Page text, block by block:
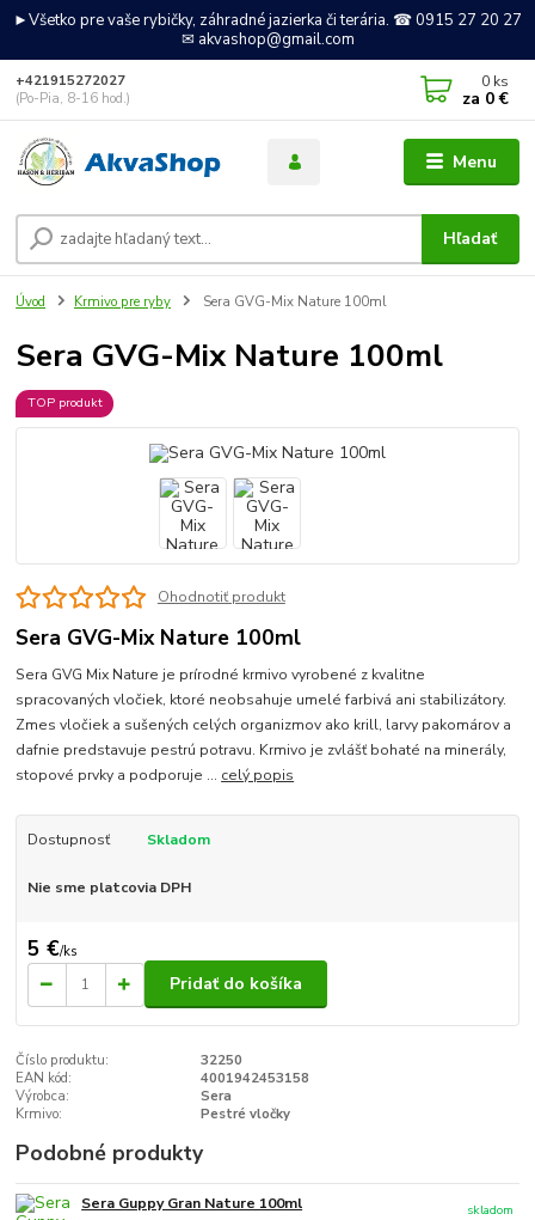
►Všetko pre vaše rybičky, záhradné jazierka či terária. ☎ 0915 27 20 27
✉ akvashop@gmail.com
Menu
Hľadať
+421915272027
(Po-Pia, 8-16 hod.)
0 ks
za 0 €
Úvod Krmivo pre ryby Sera GVG-Mix Nature 100ml
Sera GVG-Mix Nature 100ml
TOP produkt
Ohodnotiť produkt
Sera GVG-Mix Nature 100ml
Sera GVG Mix Nature je prírodné krmivo vyrobené z kvalitne
spracovaných vločiek, ktoré neobsahuje umelé farbivá ani stabilizátory.
Zmes vločiek a sušených celých organizmov ako krill, larvy pakomárov a
dafnie predstavuje pestrú potravu. Krmivo je zvlášť bohaté na minerály,
stopové prvky a podporuje ... celý popis
Dostupnosť Skladom
Nie sme platcovia DPH
5 €/ks
Pridať do košíka
Číslo produktu:
32250
EAN kód:
4001942453158
Výrobca:
Sera
Krmivo:
Pestré vločky
Podobné produkty
Sera Guppy Gran Nature 100ml
skladom